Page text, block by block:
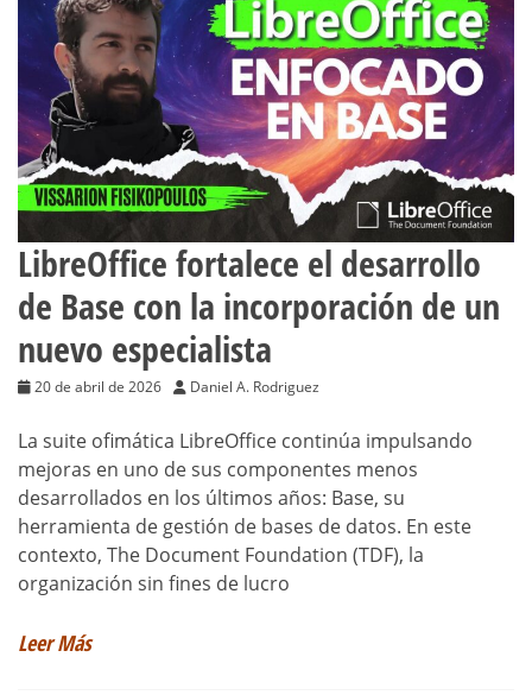
LibreOffice fortalece el desarrollo
de Base con la incorporación de un
nuevo especialista
20 de abril de 2026 Daniel A. Rodriguez
La suite ofimática LibreOffice continúa impulsando
mejoras en uno de sus componentes menos
desarrollados en los últimos años: Base, su
herramienta de gestión de bases de datos. En este
contexto, The Document Foundation (TDF), la
organización sin fines de lucro
Leer Más